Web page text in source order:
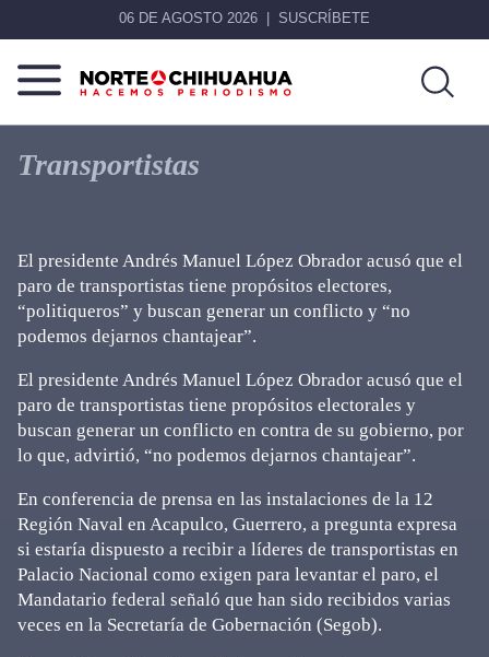
06 DE AGOSTO 2026 SUSCRÍBETE
Norte
Chihuahua
Más
que
noticias,
Transportistas
El presidente Andrés Manuel López Obrador acusó que el
paro de transportistas tiene propósitos electores,
“politiqueros” y buscan generar un conflicto y “no
podemos dejarnos chantajear”.
El presidente Andrés Manuel López Obrador acusó que el
paro de transportistas tiene propósitos electorales y
buscan generar un conflicto en contra de su gobierno, por
lo que, advirtió, “no podemos dejarnos chantajear”.
En conferencia de prensa en las instalaciones de la 12
Región Naval en Acapulco, Guerrero, a pregunta expresa
si estaría dispuesto a recibir a líderes de transportistas en
Palacio Nacional como exigen para levantar el paro, el
Mandatario federal señaló que han sido recibidos varias
veces en la Secretaría de Gobernación (Segob).